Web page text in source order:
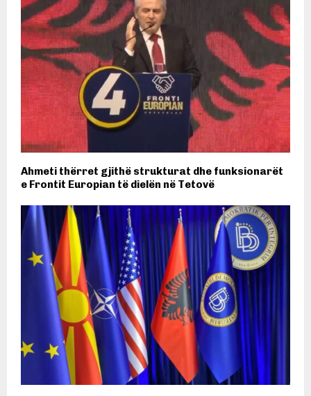
Ahmeti thërret gjithë strukturat dhe funksionarët
e Frontit Europian të dielën në Tetovë